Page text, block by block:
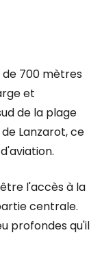
de 700 mètres
et
de la plage
Lanzarot, ce
l'accès à la
centrale.
profondes qu'il